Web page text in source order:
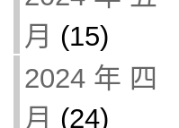
月 (15)
2024 年 四
月 (24)